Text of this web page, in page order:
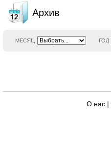
Архив
МЕСЯЦ ГОД
О нас |